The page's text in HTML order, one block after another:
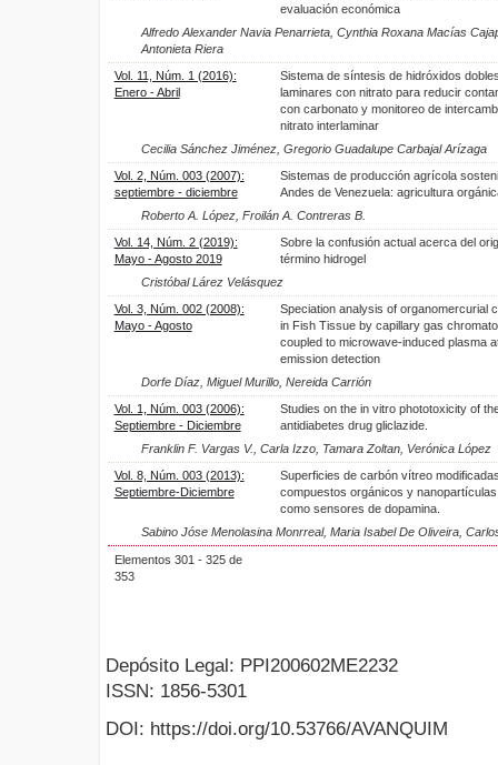
evaluación económica
Alfredo Alexander Navia Penarrieta, Cynthia Roxana Macías
Antonieta Riera
Vol. 11, Núm. 1 (2016):
Enero - Abril
Sistema de síntesis de hidróxidos
laminares con nitrato para reducir
con carbonato y monitoreo de
nitrato interlaminar
Cecilia Sánchez Jiménez, Gregorio Guadalupe Carbajal Arízaga
Vol. 2, Núm. 003 (2007):
septiembre - diciembre
Sistemas de producción agrícola
Andes de Venezuela: agricultura
Roberto A. López, Froilán A. Contreras B.
Vol. 14, Núm. 2 (2019):
Mayo - Agosto 2019
Sobre la confusión actual acerca del
término hidrogel
Cristóbal Lárez Velásquez
Vol. 3, Núm. 002 (2008):
Mayo - Agosto
Speciation analysis of organomercurial
in Fish Tissue by capillary gas
coupled to microwave-induced plasma
emission detection
Dorfe Díaz, Miguel Murillo, Nereida Carrión
Vol. 1, Núm. 003 (2006):
Septiembre - Diciembre
Studies on the in vitro phototoxicity of
antidiabetes drug gliclazide.
Franklin F. Vargas V., Carla Izzo, Tamara Zoltan, Verónica López
Vol. 8, Núm. 003 (2013):
Septiembre-Diciembre
Superficies de carbón vítreo
compuestos orgánicos y
como sensores de dopamina.
Sabino Jóse Menolasina Monrreal, Maria Isabel De Oliveira,
Elementos 301 - 325 de
353
Depósito Legal: PPI200602ME2232
ISSN: 1856-5301
DOI: https://doi.org/10.53766/AVANQUIM